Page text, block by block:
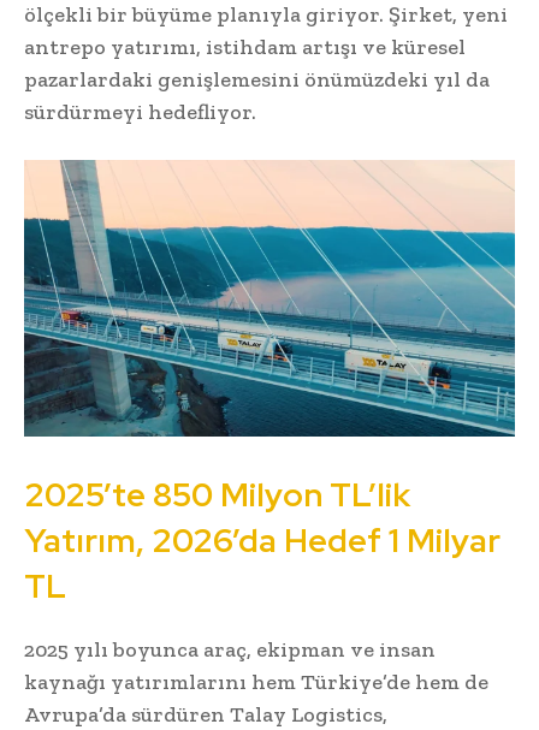
ölçekli bir büyüme planıyla giriyor. Şirket, yeni
antrepo yatırımı, istihdam artışı ve küresel
pazarlardaki genişlemesini önümüzdeki yıl da
sürdürmeyi hedefliyor.
2025’te 850 Milyon TL’lik
Yatırım, 2026’da Hedef 1 Milyar
TL
2025 yılı boyunca araç, ekipman ve insan
kaynağı yatırımlarını hem Türkiye’de hem de
Avrupa’da sürdüren Talay Logistics,